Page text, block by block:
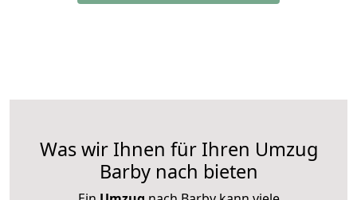
Was wir Ihnen für Ihren Umzug
Barby nach bieten